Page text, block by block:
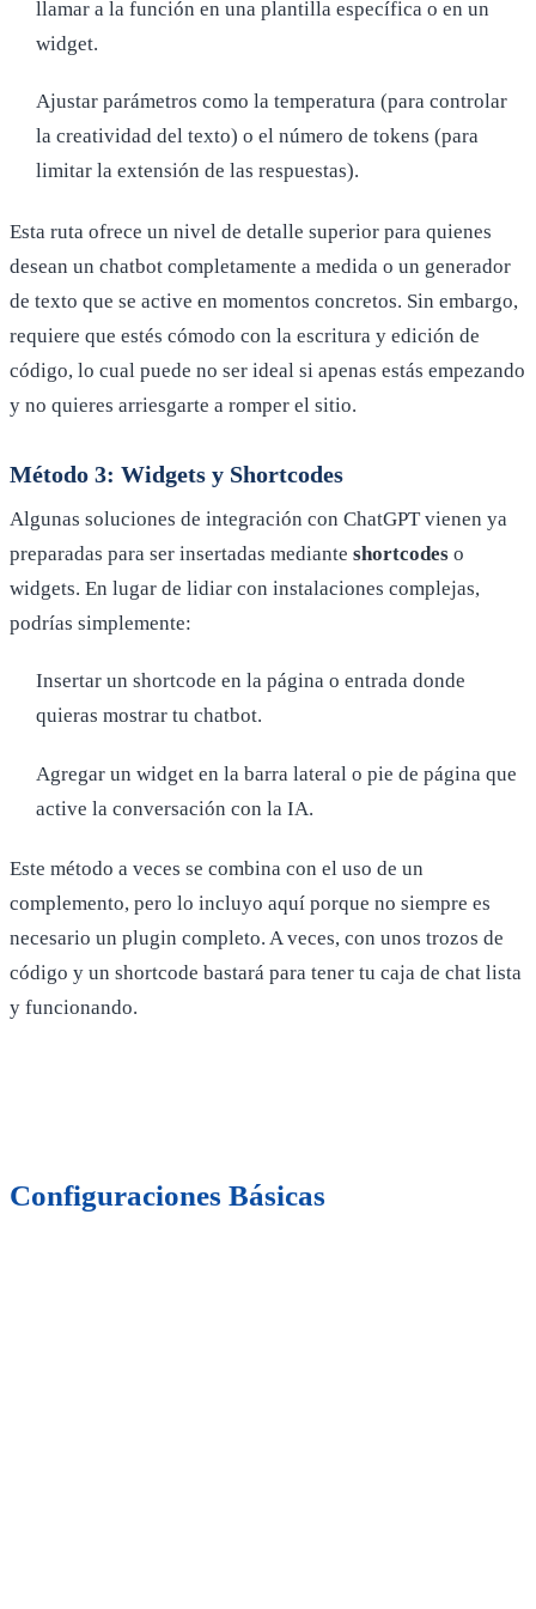
llamar a la función en una plantilla específica o en un
widget.
Ajustar parámetros como la temperatura (para controlar
la creatividad del texto) o el número de tokens (para
limitar la extensión de las respuestas).
Esta ruta ofrece un nivel de detalle superior para quienes
desean un chatbot completamente a medida o un generador
de texto que se active en momentos concretos. Sin embargo,
requiere que estés cómodo con la escritura y edición de
código, lo cual puede no ser ideal si apenas estás empezando
y no quieres arriesgarte a romper el sitio.
Método 3: Widgets y Shortcodes
Algunas soluciones de integración con ChatGPT vienen ya
preparadas para ser insertadas mediante shortcodes o
widgets. En lugar de lidiar con instalaciones complejas,
podrías simplemente:
Insertar un shortcode en la página o entrada donde
quieras mostrar tu chatbot.
Agregar un widget en la barra lateral o pie de página que
active la conversación con la IA.
Este método a veces se combina con el uso de un
complemento, pero lo incluyo aquí porque no siempre es
necesario un plugin completo. A veces, con unos trozos de
código y un shortcode bastará para tener tu caja de chat lista
y funcionando.
Configuraciones Básicas